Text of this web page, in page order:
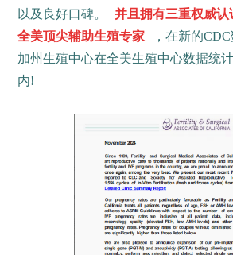
以及良好口碑。
并且拥有三重权威认
全美顶尖辅助生殖专家
，在新的
加州生殖中心在全美生殖中心数据统
内!